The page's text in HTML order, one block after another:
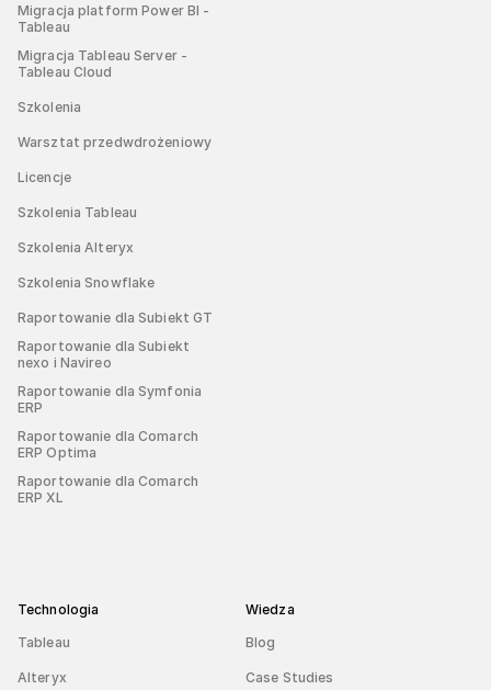
Migracja platform Power BI -
Tableau
Migracja Tableau Server -
Tableau Cloud
Szkolenia
Warsztat przedwdrożeniowy
Licencje
Szkolenia Tableau
Szkolenia Alteryx
Szkolenia Snowflake
Raportowanie dla Subiekt GT
Raportowanie dla Subiekt
nexo i Navireo
Raportowanie dla Symfonia
ERP
Raportowanie dla Comarch
ERP Optima
Raportowanie dla Comarch
ERP XL
Technologia
Tableau
Alteryx
Wiedza
Blog
Case Studies